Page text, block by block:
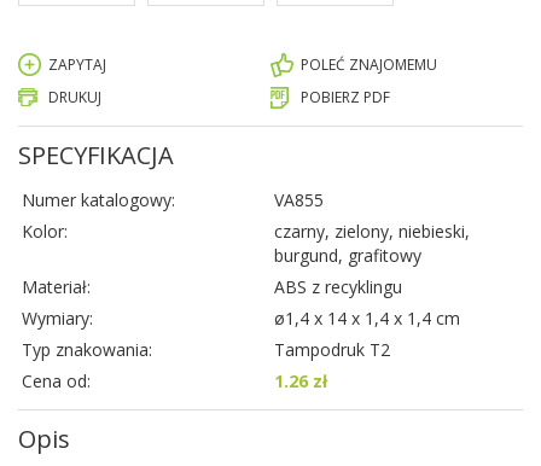
ZAPYTAJ
POLEĆ ZNAJOMEMU
DRUKUJ
POBIERZ PDF
SPECYFIKACJA
Numer katalogowy:
VA855
Kolor:
czarny, zielony, niebieski,
burgund, grafitowy
Materiał:
ABS z recyklingu
Wymiary:
ø1,4 x 14 x 1,4 x 1,4 cm
Typ znakowania:
Tampodruk T2
Cena od:
1.26 zł
Opis